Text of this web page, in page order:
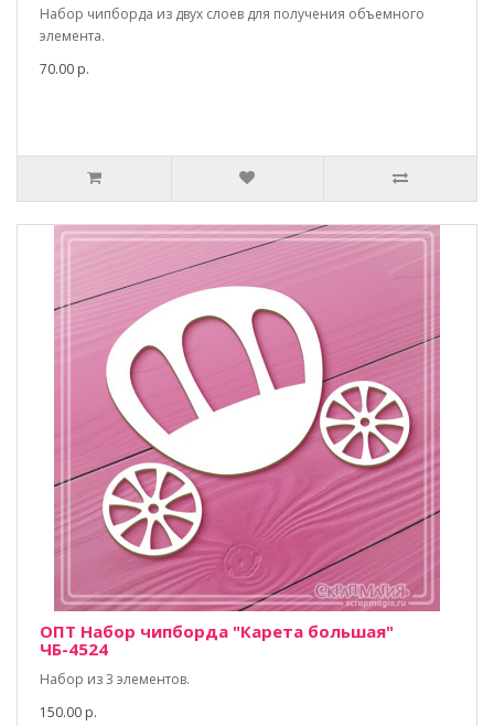
Набор чипборда из двух слоев для получения объемного
элемента.
70.00 р.
ОПТ Набор чипборда "Карета большая"
ЧБ-4524
Набор из 3 элементов.
150.00 р.